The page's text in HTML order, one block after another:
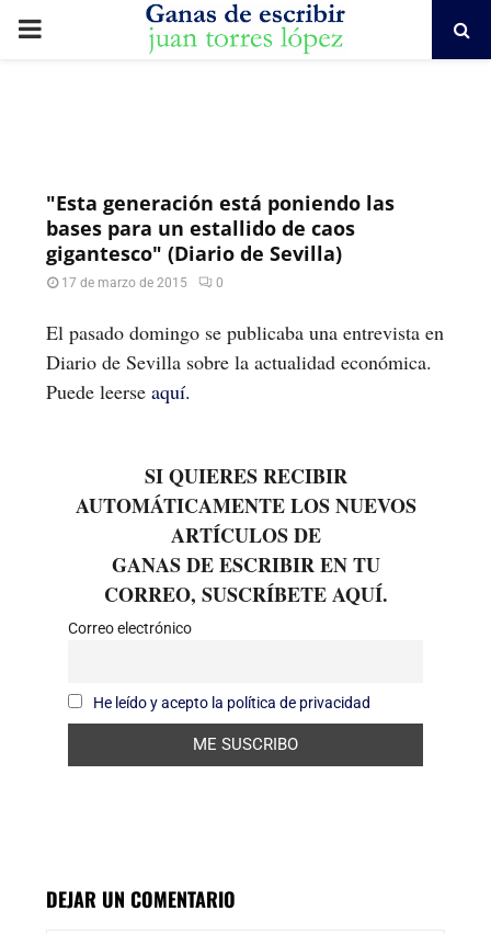
PRIMARY
"Esta generación está poniendo las
bases para un estallido de caos
gigantesco" (Diario de Sevilla)
17 de marzo de 2015 0
El pasado domingo se publicaba una entrevista en
Diario de Sevilla sobre la actualidad económica.
Puede leerse aquí.
SI QUIERES RECIBIR
AUTOMÁTICAMENTE LOS NUEVOS
ARTÍCULOS DE
GANAS DE ESCRIBIR EN TU
CORREO, SUSCRÍBETE AQUÍ.
Correo electrónico
He leído y acepto la política de privacidad
DEJAR UN COMENTARIO